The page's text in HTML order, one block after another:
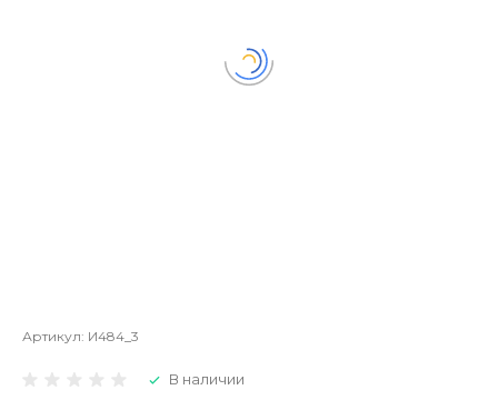
Артикул: И484_3
В наличии